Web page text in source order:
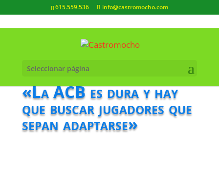
615.559.536 info@castromocho.com
Seleccionar página
«La ACB es dura y hay
que buscar jugadores que
sepan adaptarse»